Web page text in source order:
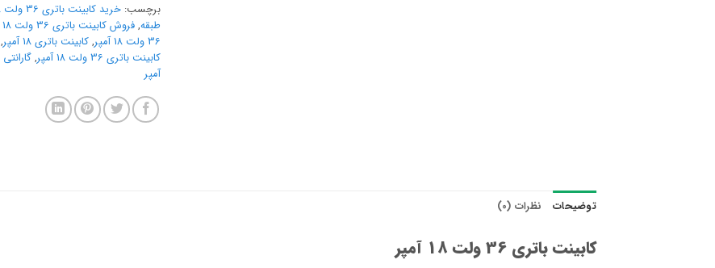
برچسب: خرید کابینت باتری 36 ولت 18 آمپر
طبقه, فروش کابینت باتری 36 ولت 18 آمپر
36 ولت 18 آمپر
, کابینت باتری 18 آمپر ,
کابینت باتری 36 ولت 18 آمپر
,
آمپر
توضیحات نظرات (0)
کابینت باتری 36 ولت 18 آمپر